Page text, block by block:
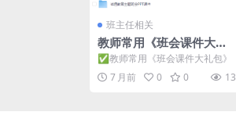
班主任相关
教师常用《班会课件大礼
包》
✅教师常用《班会课件大礼包》
7 月前
0 0 13